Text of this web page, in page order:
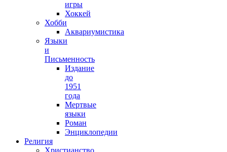
игры
Хоккей
Хобби
Аквариумистика
Языки
и
Письменность
Издание
до
1951
года
Мертвые
языки
Роман
Энциклопедии
Религия
Христианство